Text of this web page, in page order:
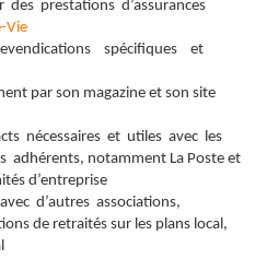
des prestations d’assurances
Vie
spécifiques et
par son magazine et son site
nécessaires et utiles avec les
adhérents, notamment La Poste et
d’entreprise
d’autres associations,
de retraités sur les plans local,